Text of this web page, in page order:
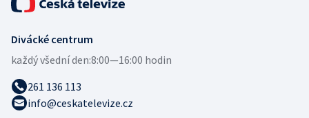
Divácké centrum
každý všední den:8:00—16:00 hodin
261 136 113
info@ceskatelevize.cz